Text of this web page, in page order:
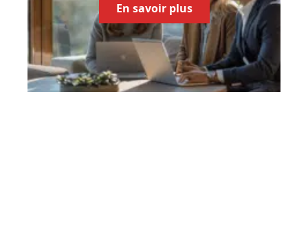
En savoir plus